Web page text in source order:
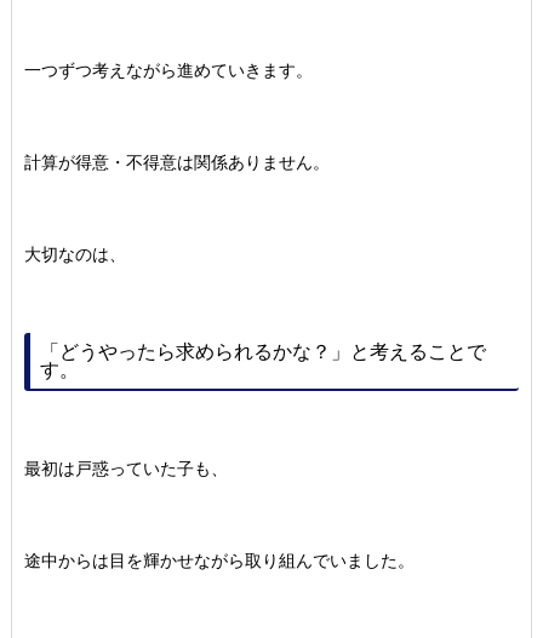
一つずつ考えながら進めていきます。
計算が得意・不得意は関係ありません。
大切なのは、
「どうやったら求められるかな？」と考えることで
す。
最初は戸惑っていた子も、
途中からは目を輝かせながら取り組んでいました。